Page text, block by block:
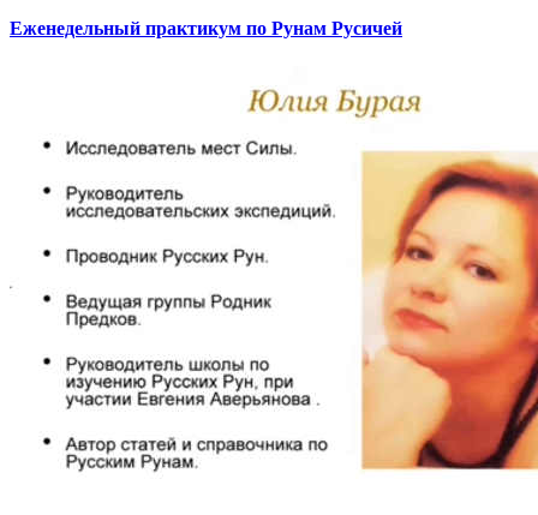
Еженедельный практикум по Рунам Русичей